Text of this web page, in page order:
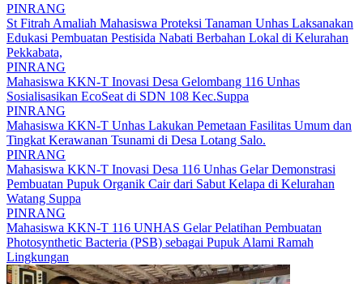
PINRANG
St Fitrah Amaliah Mahasiswa Proteksi Tanaman Unhas Laksanakan
Edukasi Pembuatan Pestisida Nabati Berbahan Lokal di Kelurahan
Pekkabata,
PINRANG
Mahasiswa KKN-T Inovasi Desa Gelombang 116 Unhas
Sosialisasikan EcoSeat di SDN 108 Kec.Suppa
PINRANG
Mahasiswa KKN-T Unhas Lakukan Pemetaan Fasilitas Umum dan
Tingkat Kerawanan Tsunami di Desa Lotang Salo.
PINRANG
Mahasiswa KKN-T Inovasi Desa 116 Unhas Gelar Demonstrasi
Pembuatan Pupuk Organik Cair dari Sabut Kelapa di Kelurahan
Watang Suppa
PINRANG
Mahasiswa KKN-T 116 UNHAS Gelar Pelatihan Pembuatan
Photosynthetic Bacteria (PSB) sebagai Pupuk Alami Ramah
Lingkungan